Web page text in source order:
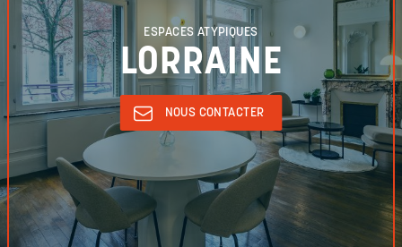
ESPACES ATYPIQUES
LORRAINE
NOUS CONTACTER